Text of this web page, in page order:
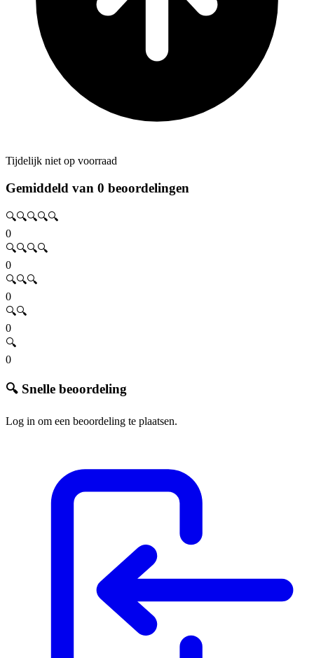
Tijdelijk niet op voorraad
Gemiddeld van 0 beoordelingen
🔍🔍🔍🔍🔍
0
🔍🔍🔍🔍
0
🔍🔍🔍
0
🔍🔍
0
🔍
0
🔍 Snelle beoordeling
Log in om een beoordeling te plaatsen.